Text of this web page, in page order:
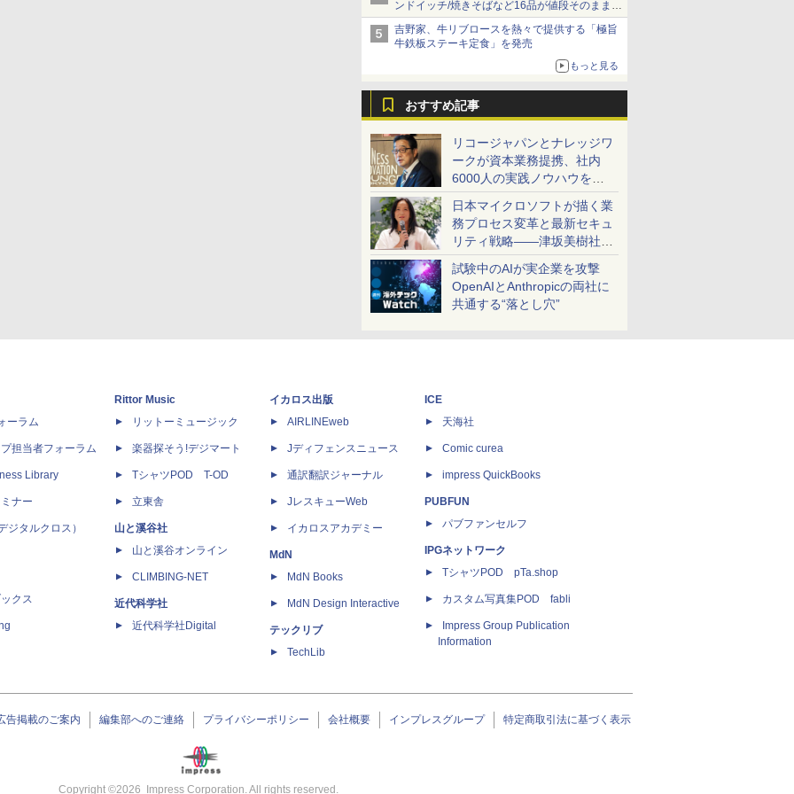
ンドイッチ/焼きそばなど16品が値段そのままで
ボリュームアップ
吉野家、牛リブロースを熱々で提供する「極旨
牛鉄板ステーキ定食」を発売
もっと見る
おすすめ記事
リコージャパンとナレッジワ
ークが資本業務提携、社内
6000人の実践ノウハウを生
かした「AI商談記録 for
RICOH」を展開へ
日本マイクロソフトが描く業
務プロセス変革と最新セキュ
リティ戦略――津坂美樹社長
が2027年度戦略を説明
試験中のAIが実企業を攻撃
OpenAIとAnthropicの両社に
共通する“落とし穴”
ーラム
担当者フォーラム
Library
ナー
ジタルクロス）
クス
Rittor Music
リットーミュージック
楽器探そう!デジマート
TシャツPOD T-OD
立東舎
山と溪谷社
山と溪谷オンライン
CLIMBING-NET
近代科学社
近代科学社Digital
イカロス出版
AIRLINEweb
Jディフェンスニュース
通訳翻訳ジャーナル
JレスキューWeb
イカロスアカデミー
MdN
MdN Books
MdN Design Interactive
テックリブ
TechLib
ICE
天海社
Comic curea
impress QuickBooks
PUBFUN
パブファンセルフ
IPGネットワーク
TシャツPOD pTa.shop
カスタム写真集POD fabli
Impress Group Publication
Information
告掲載のご案内 編集部へのご連絡 プライバシーポリシー 会社概要 インプレスグループ 特定商取引法に基づく表示
Copyright ©2026 Impress Corporation. All rights reserved.